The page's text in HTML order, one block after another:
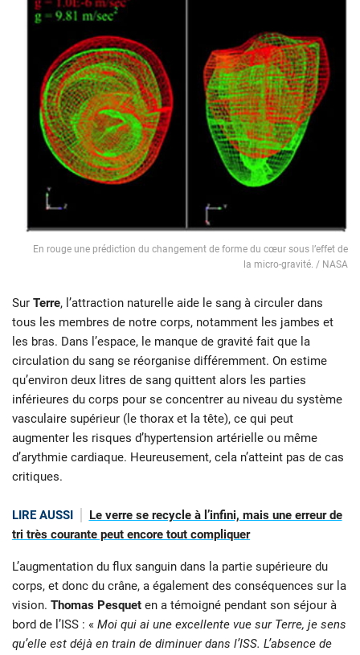
En rouge une prédiction du changement de forme du cœur sous l’effet de
la micro-gravité. / NASA
Sur Terre, l’attraction naturelle aide le sang à circuler dans
tous les membres de notre corps, notamment les jambes et
les bras. Dans l’espace, le manque de gravité fait que la
circulation du sang se réorganise différemment. On estime
qu’environ deux litres de sang quittent alors les parties
inférieures du corps pour se concentrer au niveau du système
vasculaire supérieur (le thorax et la tête), ce qui peut
augmenter les risques d’hypertension artérielle ou même
d’arythmie cardiaque. Heureusement, cela n’atteint pas de cas
critiques.
LIRE AUSSI
Le verre se recycle à l’infini, mais une erreur de
tri très courante peut encore tout compliquer
L’augmentation du flux sanguin dans la partie supérieure du
corps, et donc du crâne, a également des conséquences sur la
vision. Thomas Pesquet en a témoigné pendant son séjour à
bord de l’ISS : « Moi qui ai une excellente vue sur Terre, je sens
qu’elle est déjà en train de diminuer dans l’ISS. L’absence de